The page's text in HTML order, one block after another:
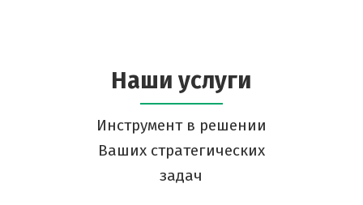
Наши услуги
Инструмент в решении
Ваших стратегических
задач